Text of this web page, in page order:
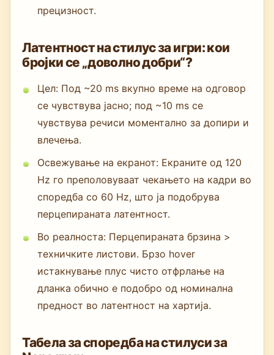
прецизност.
Латентност на стилус за игри: кои
бројки се „доволно добри“?
Цел: Под ~20 ms вкупно време на одговор
се чувствува јасно; под ~10 ms се
чувствува речиси моментално за допири и
влечења.
Освежување на екранот: Екраните од 120
Hz го преполовуваат чекањето на кадри во
споредба со 60 Hz, што ја подобрува
перцепираната латентност.
Во реалноста: Перцепираната брзина >
техничките листови. Брзо hover
истакнување плус чисто отфрлање на
дланка обично е подобро од номинална
предност во латентност на хартија.
Табела за споредба на стилуси за